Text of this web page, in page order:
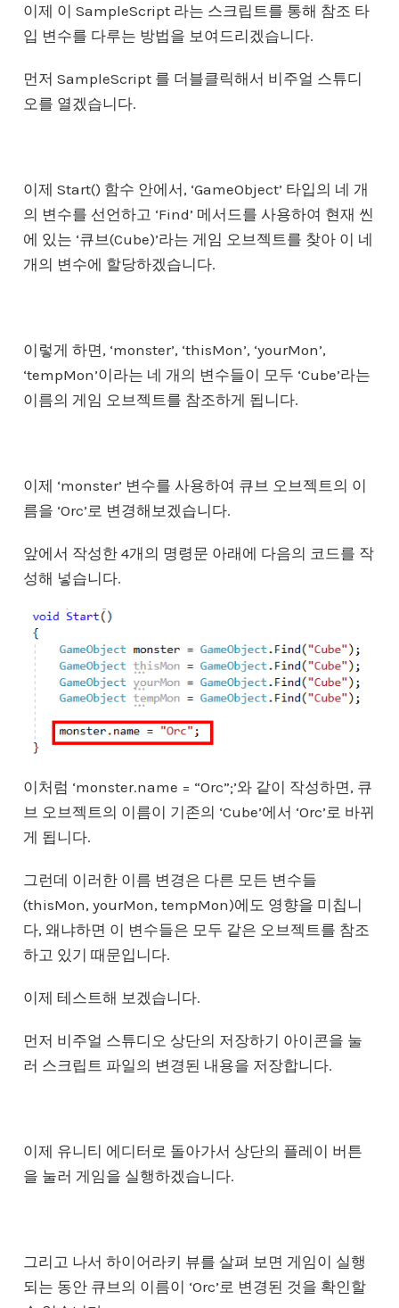
이제 이 SampleScript 라는 스크립트를 통해 참조 타
입 변수를 다루는 방법을 보여드리겠습니다.
먼저 SampleScript 를 더블클릭해서 비주얼 스튜디
오를 열겠습니다.
이제 Start() 함수 안에서, ‘GameObject’ 타입의 네 개
의 변수를 선언하고 ‘Find’ 메서드를 사용하여 현재 씬
에 있는 ‘큐브(Cube)’라는 게임 오브젝트를 찾아 이 네
개의 변수에 할당하겠습니다.
이렇게 하면, ‘monster’, ‘thisMon’, ‘yourMon’,
‘tempMon’이라는 네 개의 변수들이 모두 ‘Cube’라는
이름의 게임 오브젝트를 참조하게 됩니다.
이제 ‘monster’ 변수를 사용하여 큐브 오브젝트의 이
름을 ‘Orc’로 변경해보겠습니다.
앞에서 작성한 4개의 명령문 아래에 다음의 코드를 작
성해 넣습니다.
이처럼 ‘monster.name = “Orc”;’와 같이 작성하면, 큐
브 오브젝트의 이름이 기존의 ‘Cube’에서 ‘Orc’로 바뀌
게 됩니다.
그런데 이러한 이름 변경은 다른 모든 변수들
(thisMon, yourMon, tempMon)에도 영향을 미칩니
다, 왜냐하면 이 변수들은 모두 같은 오브젝트를 참조
하고 있기 때문입니다.
이제 테스트해 보겠습니다.
먼저 비주얼 스튜디오 상단의 저장하기 아이콘을 눌
러 스크립트 파일의 변경된 내용을 저장합니다.
이제 유니티 에디터로 돌아가서 상단의 플레이 버튼
을 눌러 게임을 실행하겠습니다.
그리고 나서 하이어라키 뷰를 살펴 보면 게임이 실행
되는 동안 큐브의 이름이 ‘Orc’로 변경된 것을 확인할